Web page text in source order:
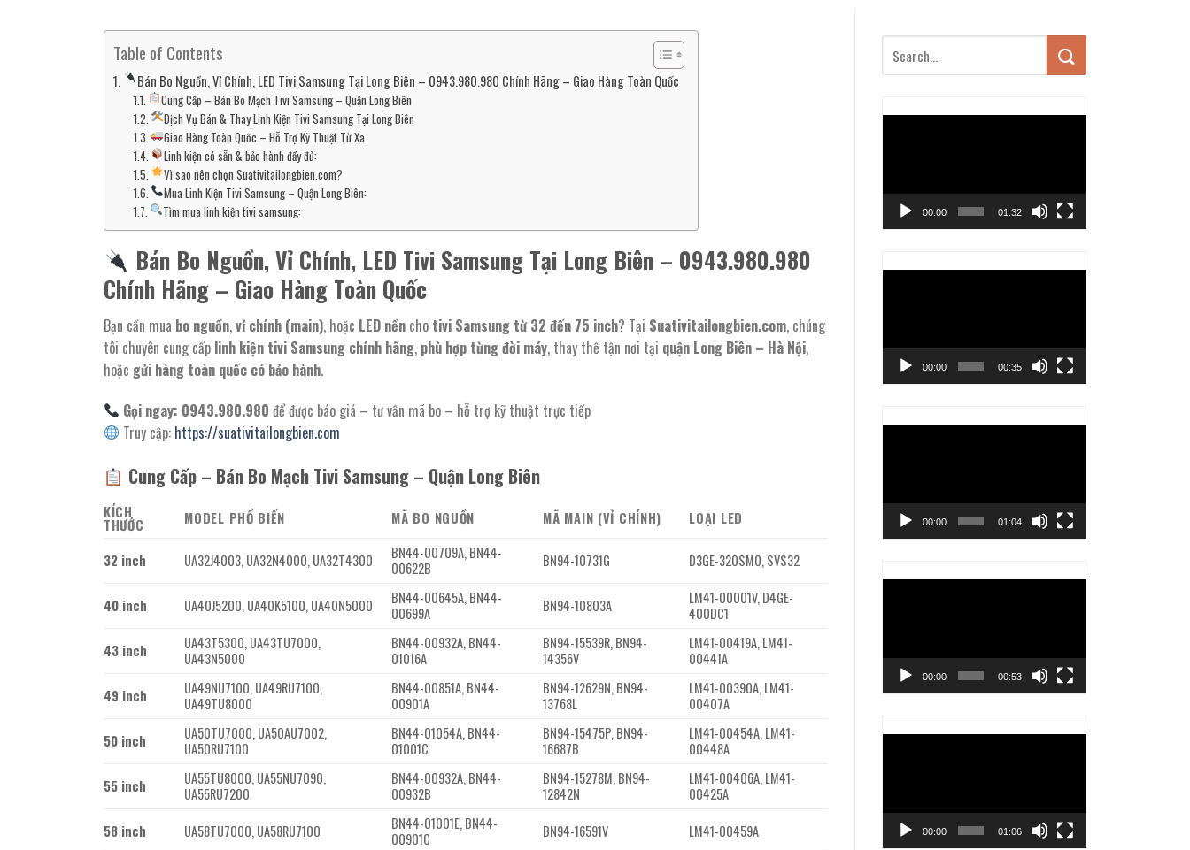
Table of Contents
Bán Bo Nguồn, Vỉ Chính, LED Tivi Samsung Tại Long Biên – 0943.980.980 Chính Hãng – Giao Hàng Toàn Quốc
Cung Cấp – Bán Bo Mạch Tivi Samsung – Quận Long Biên
Dịch Vụ Bán & Thay Linh Kiện Tivi Samsung Tại Long Biên
Giao Hàng Toàn Quốc – Hỗ Trợ Kỹ Thuật Từ Xa
Linh kiện có sẵn & bảo hành đầy đủ:
Vì sao nên chọn Suativitailongbien.com?
Mua Linh Kiện Tivi Samsung – Quận Long Biên:
Tìm mua linh kiện tivi samsung:
Bán Bo Nguồn, Vỉ Chính, LED Tivi Samsung Tại Long Biên – 0943.980.980
Chính Hãng – Giao Hàng Toàn Quốc
Bạn cần mua bo nguồn,vỉ chính (main), hoặc LED nền cho tivi Samsung từ 32 đến 75 inch? Tại Suativitailongbien.com, chúng
tôi chuyên cung cấp linh kiện tivi Samsung chính hãng, phù hợp từng đời máy, thay thế tận nơi tại quận Long Biên – Hà Nội,
hoặc gửi hàng toàn quốc có bảo hành.
Gọi ngay: 0943.980.980 để được báo giá – tư vấn mã bo – hỗ trợ kỹ thuật trực tiếp
Truy cập: https://suativitailongbien.com
Cung Cấp – Bán Bo Mạch Tivi Samsung – Quận Long Biên
KÍCH
THƯỚC MODEL PHỔ BIẾN MÃ BO NGUỒN MÃ MAIN (VỈ CHÍNH) LOẠI LED
32 inch UA32J4003, UA32N4000, UA32T4300
BN44-00709A, BN44-
00622B
BN94-10731G D3GE-320SM0, SVS32
40 inch UA40J5200, UA40K5100, UA40N5000
BN44-00645A, BN44-
00699A
BN94-10803A
LM41-00001V, D4GE-
400DC1
43 inch
UA43T5300, UA43TU7000,
UA43N5000
BN44-00932A, BN44-
01016A
BN94-15539R, BN94-
14356V
LM41-00419A, LM41-
00441A
49 inch
UA49NU7100, UA49RU7100,
UA49TU8000
BN44-00851A, BN44-
00901A
BN94-12629N, BN94-
13768L
LM41-00390A, LM41-
00407A
50 inch
UA50TU7000, UA50AU7002,
UA50RU7100
BN44-01054A, BN44-
01001C
BN94-15475P, BN94-
16687B
LM41-00454A, LM41-
00448A
55 inch
UA55TU8000, UA55NU7090,
UA55RU7200
BN44-00932A, BN44-
00932B
BN94-15278M, BN94-
12842N
LM41-00406A, LM41-
00425A
58 inch
UA58TU7000, UA58RU7100
BN44-01001E, BN44-
00901C
BN94-16591V LM41-00459A
00:00 01:32
00:00 00:35
00:00 01:04
00:00 00:53
00:00 01:06